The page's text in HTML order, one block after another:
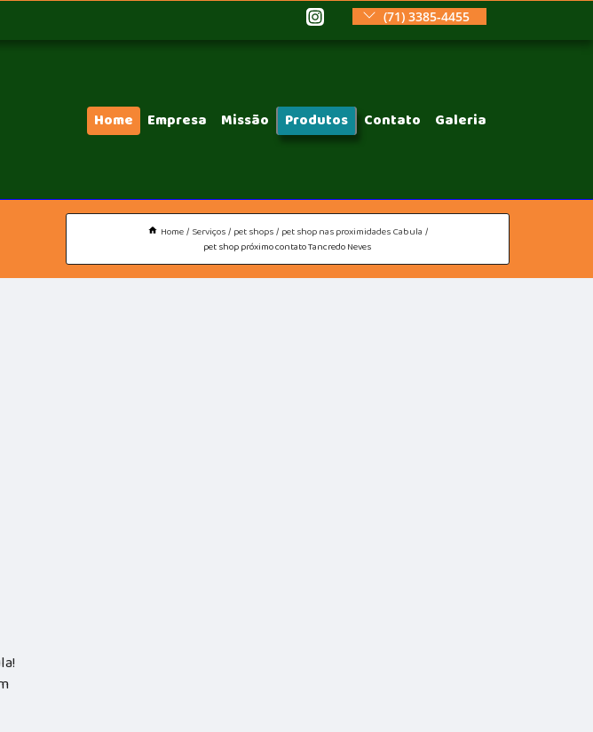
(71) 3385-4455
Home Empresa Missão Produtos Contato Galeria
Home Serviços pet shops pet shop nas proximidades Cabula
pet shop próximo contato Tancredo Neves